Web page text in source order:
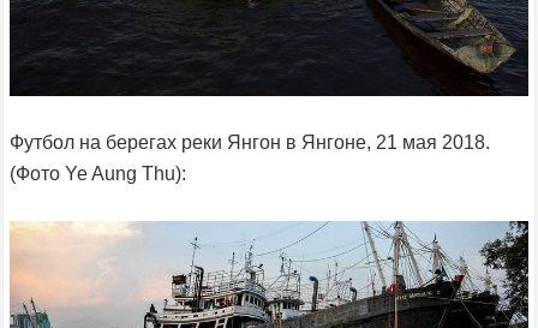
Футбол на берегах реки Янгон в Янгоне, 21 мая 2018.
(Фото Ye Aung Thu):